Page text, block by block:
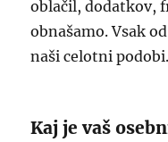
oblačil, dodatkov,
obnašamo. Vsak
naši celotni podobi.
Kaj je vaš